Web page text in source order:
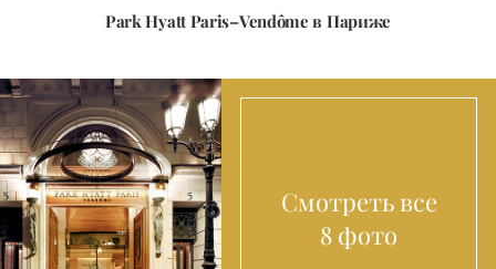
Park Hyatt Paris–Vendôme в Париже
Смотреть все
8 фото